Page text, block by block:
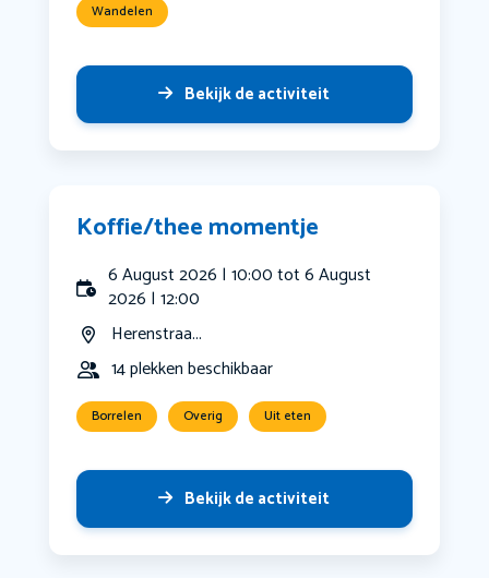
Wandelen
Bekijk de activiteit
Koffie/thee momentje
6 August 2026 | 10:00 tot 6 August
2026 | 12:00
Herenstraa...
14 plekken beschikbaar
Borrelen Overig Uit eten
Bekijk de activiteit